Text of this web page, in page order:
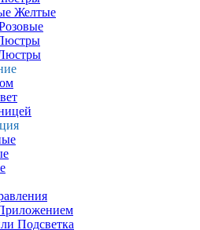
Желтые
Подсветка